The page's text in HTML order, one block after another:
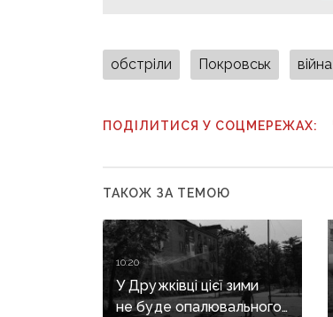
обстріли Покровськ війна
ПОДІЛИТИСЯ У СОЦМЕРЕЖАХ:
ТАКОЖ ЗА ТЕМОЮ
10:20
У Дружківці цієї зими
не буде опалювального